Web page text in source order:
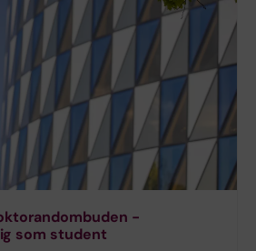
-
som student